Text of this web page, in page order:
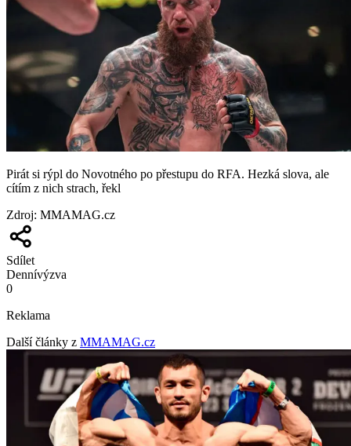
Pirát si rýpl do Novotného po přestupu do RFA. Hezká slova, ale
cítím z nich strach, řekl
Zdroj: MMAMAG.cz
Sdílet
Dennívýzva
0
Reklama
Další články z MMAMAG.cz